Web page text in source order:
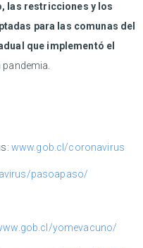
las restricciones y los
para las comunas del
que implementó el
www.gob.cl/coronavirus
pasoapaso/
yomevacuno/